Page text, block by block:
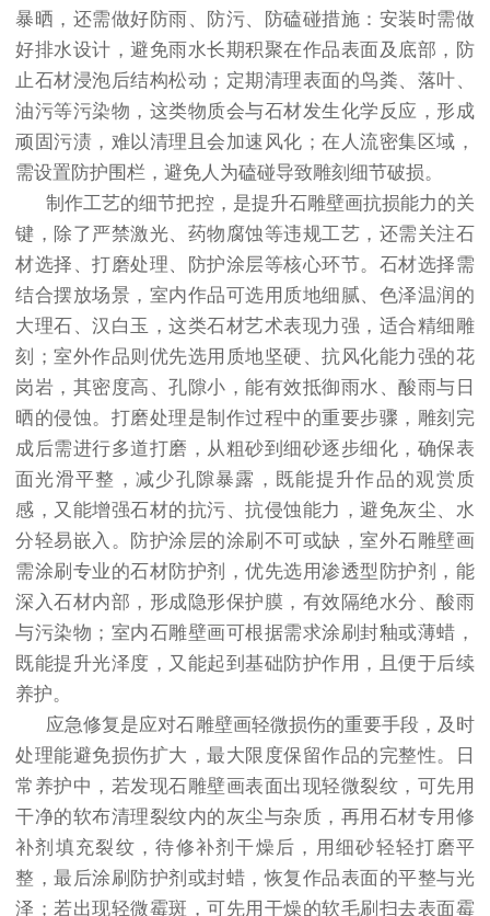
暴晒，还需做好防雨、防污、防磕碰措施：安装时需做
好排水设计，避免雨水长期积聚在作品表面及底部，防
止石材浸泡后结构松动；定期清理表面的鸟粪、落叶、
油污等污染物，这类物质会与石材发生化学反应，形成
顽固污渍，难以清理且会加速风化；在人流密集区域，
需设置防护围栏，避免人为磕碰导致雕刻细节破损。
制作工艺的细节把控，是提升石雕壁画抗损能力的关
键，除了严禁激光、药物腐蚀等违规工艺，还需关注石
材选择、打磨处理、防护涂层等核心环节。石材选择需
结合摆放场景，室内作品可选用质地细腻、色泽温润的
大理石、汉白玉，这类石材艺术表现力强，适合精细雕
刻；室外作品则优先选用质地坚硬、抗风化能力强的花
岗岩，其密度高、孔隙小，能有效抵御雨水、酸雨与日
晒的侵蚀。打磨处理是制作过程中的重要步骤，雕刻完
成后需进行多道打磨，从粗砂到细砂逐步细化，确保表
面光滑平整，减少孔隙暴露，既能提升作品的观赏质
感，又能增强石材的抗污、抗侵蚀能力，避免灰尘、水
分轻易嵌入。防护涂层的涂刷不可或缺，室外石雕壁画
需涂刷专业的石材防护剂，优先选用渗透型防护剂，能
深入石材内部，形成隐形保护膜，有效隔绝水分、酸雨
与污染物；室内石雕壁画可根据需求涂刷封釉或薄蜡，
既能提升光泽度，又能起到基础防护作用，且便于后续
养护。
应急修复是应对石雕壁画轻微损伤的重要手段，及时
处理能避免损伤扩大，最大限度保留作品的完整性。日
常养护中，若发现石雕壁画表面出现轻微裂纹，可先用
干净的软布清理裂纹内的灰尘与杂质，再用石材专用修
补剂填充裂纹，待修补剂干燥后，用细砂轻轻打磨平
整，最后涂刷防护剂或封蜡，恢复作品表面的平整与光
泽；若出现轻微霉斑，可先用干燥的软毛刷扫去表面霉